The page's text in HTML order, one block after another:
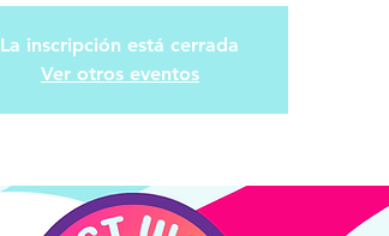
La inscripción está cerrada
Ver otros eventos